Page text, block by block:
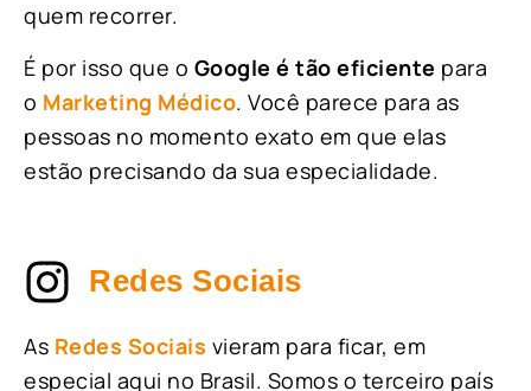
quem recorrer.
É por isso que o Google é tão eficiente para
o Marketing Médico. Você parece para as
pessoas no momento exato em que elas
estão precisando da sua especialidade.
Redes Sociais
As Redes Sociais vieram para ficar, em
especial aqui no Brasil. Somos o terceiro país